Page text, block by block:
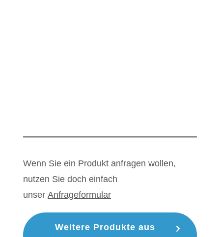
Wenn Sie ein Produkt anfragen wollen,
nutzen Sie doch einfach
unser Anfrageformular
Weitere Produkte aus